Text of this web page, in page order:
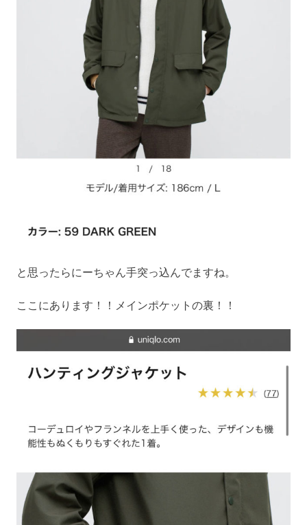
と思ったらにーちゃん手突っ込んでますね。
ここにあります！！メインポケットの裏！！